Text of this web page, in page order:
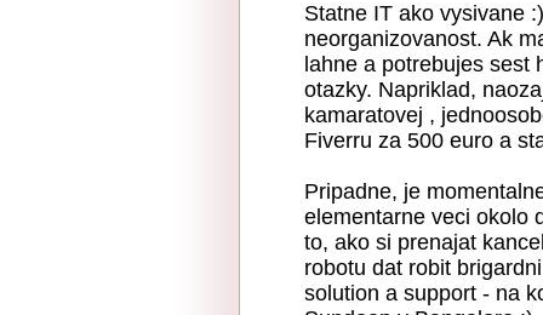
Statne IT ako vysivane
neorganizovanost. Ak
lahne a potrebujes sest
otazky. Napriklad,
kamaratovej ,
Fiverru za 500 euro a
Pripadne, je
elementarne veci okolo
to, ako si prenajat
robotu dat robit
solution a support - na